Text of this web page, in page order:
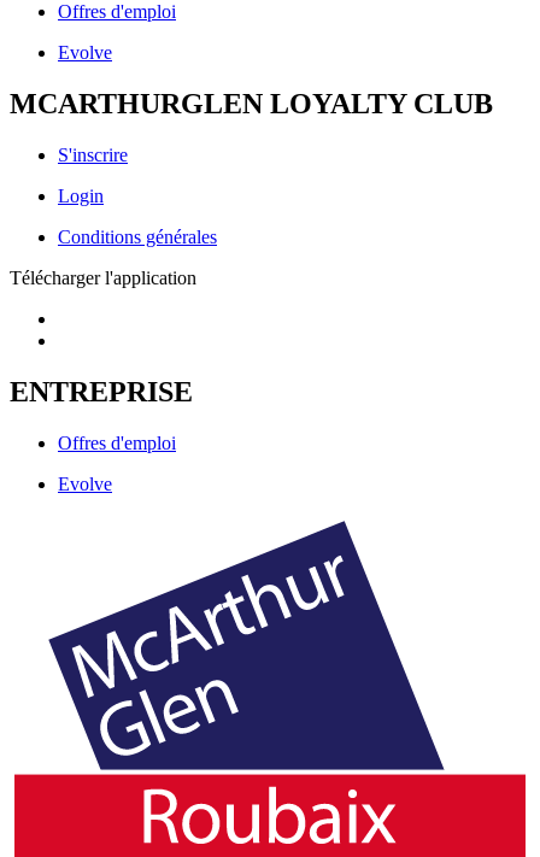
Offres d'emploi
Evolve
MCARTHURGLEN LOYALTY CLUB
S'inscrire
Login
Conditions générales
Télécharger l'application
ENTREPRISE
Offres d'emploi
Evolve